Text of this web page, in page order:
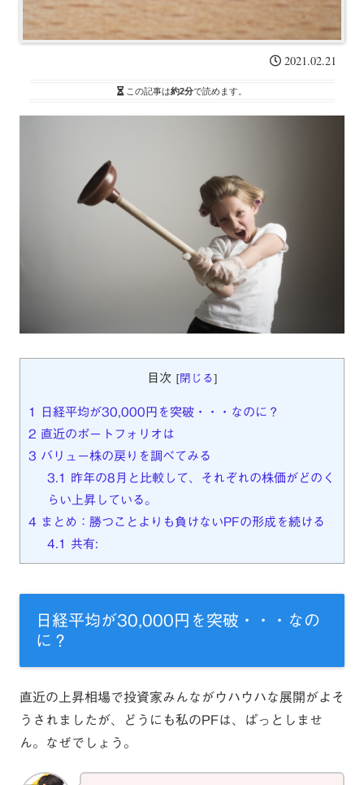
2021.02.21
この記事は約2分で読めます。
目次 [閉じる]
1
日経平均が30,000円を突破・・・なのに？
2 直近のポートフォリオは
3 バリュー株の戻りを調べてみる
3.1
昨年の8月と比較して、それぞれの株価がどのく
らい上昇している。
4 まとめ：勝つことよりも負けないPFの形成を続ける
4.1
共有:
日経平均が30,000円を突破・・・なの
に？
直近の上昇相場で投資家みんながウハウハな展開がよそ
うされましたが、どうにも私のPFは、ぱっとしませ
ん。なぜでしょう。